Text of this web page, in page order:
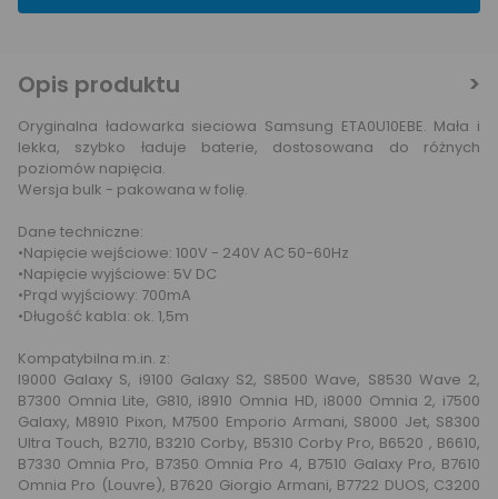
Opis produktu
Oryginalna ładowarka sieciowa Samsung ETA0U10EBE. Mała i
lekka, szybko ładuje baterie, dostosowana do różnych
poziomów napięcia.
Wersja bulk - pakowana w folię.
Dane techniczne:
•Napięcie wejściowe: 100V - 240V AC 50-60Hz
•Napięcie wyjściowe: 5V DC
•Prąd wyjściowy: 700mA
•Długość kabla: ok. 1,5m
Kompatybilna m.in. z:
I9000 Galaxy S, i9100 Galaxy S2, S8500 Wave, S8530 Wave 2,
B7300 Omnia Lite, G810, i8910 Omnia HD, i8000 Omnia 2, i7500
Galaxy, M8910 Pixon, M7500 Emporio Armani, S8000 Jet, S8300
Ultra Touch, B2710, B3210 Corby, B5310 Corby Pro, B6520 , B6610,
B7330 Omnia Pro, B7350 Omnia Pro 4, B7510 Galaxy Pro, B7610
Omnia Pro (Louvre), B7620 Giorgio Armani, B7722 DUOS, C3200